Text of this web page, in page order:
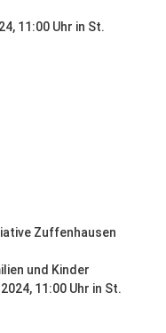
11:00 Uhr in St.
Zuffenhausen
und Kinder
11:00 Uhr in St.